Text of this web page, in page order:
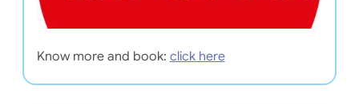
Know more and book: click here